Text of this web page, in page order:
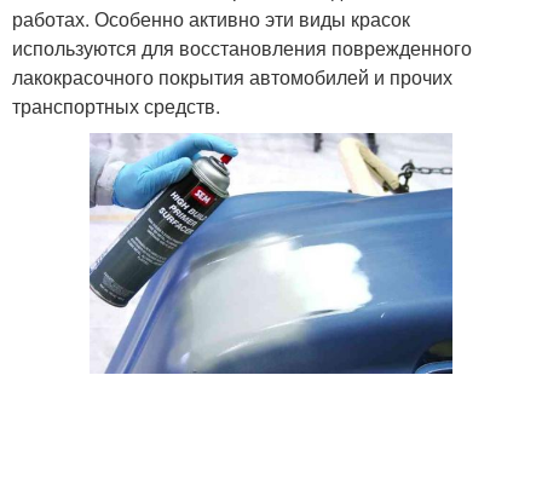
работах. Особенно активно эти виды красок
используются для восстановления поврежденного
лакокрасочного покрытия автомобилей и прочих
транспортных средств.